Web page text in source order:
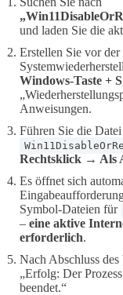
und laden Sie die
Erstellen Sie vor
Windows-Taste + S
Anweisungen.
Führen Sie die Datei
Rechtsklick → Als
Es öffnet sich
Symbol-Dateien für
– eine aktive
erforderlich.
Nach Abschluss
„Erfolg: Der
beendet.“